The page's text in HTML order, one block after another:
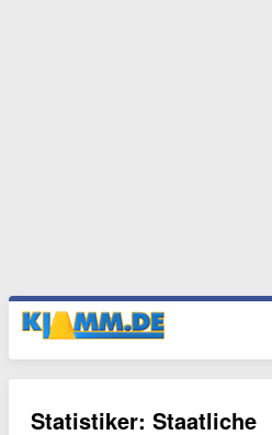
Statistiker: Staatliche